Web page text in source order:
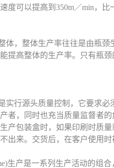
度可以提高到350m／min，比
体，整体生产率往往是由瓶颈
提高整体的生产率。只有瓶
实行源头质量控制，它要求
者，同时也充当质量监督者
产包装盒时，如果印刷时质
出来。交货后，在客户使用
生产是一系列生产活动的组